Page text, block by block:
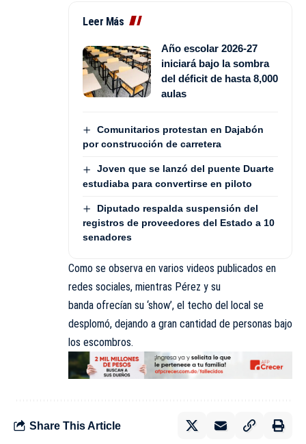
Leer Más
Año escolar 2026-27
iniciará bajo la sombra
del déficit de hasta 8,000
aulas
Comunitarios protestan en Dajabón
por construcción de carretera
Joven que se lanzó del puente Duarte
estudiaba para convertirse en piloto
Diputado respalda suspensión del
registros de proveedores del Estado a 10
senadores
Como se observa en varios videos publicados en
redes sociales, mientras Pérez y su
banda ofrecían su ‘show’, el techo del local se
desplomó, dejando a gran cantidad de personas bajo
los escombros.
Share This Article